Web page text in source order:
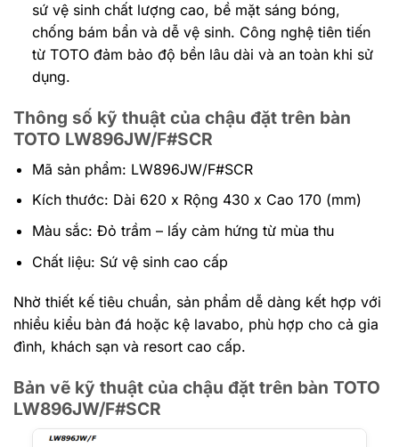
sứ vệ sinh chất lượng cao, bề mặt sáng bóng,
chống bám bẩn và dễ vệ sinh. Công nghệ tiên tiến
từ TOTO đảm bảo độ bền lâu dài và an toàn khi sử
dụng.
Thông số kỹ thuật của chậu đặt trên bàn
TOTO LW896JW/F#SCR
Mã sản phẩm: LW896JW/F#SCR
Kích thước: Dài 620 x Rộng 430 x Cao 170 (mm)
Màu sắc: Đỏ trầm – lấy cảm hứng từ mùa thu
Chất liệu: Sứ vệ sinh cao cấp
Nhờ thiết kế tiêu chuẩn, sản phẩm dễ dàng kết hợp với
nhiều kiểu bàn đá hoặc kệ lavabo, phù hợp cho cả gia
đình, khách sạn và resort cao cấp.
Bản vẽ kỹ thuật của chậu đặt trên bàn TOTO
LW896JW/F#SCR